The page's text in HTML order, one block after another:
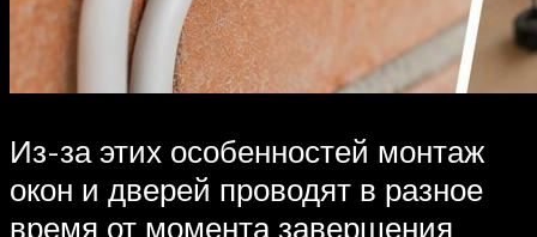
Из-за этих особенностей монтаж
окон и дверей проводят в разное
время от момента завершения